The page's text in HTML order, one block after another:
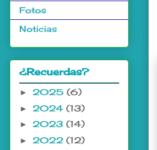
Fotos
Noticias
¿Recuerdas?
► 2025 (6)
► 2024 (13)
► 2023 (14)
► 2022 (12)